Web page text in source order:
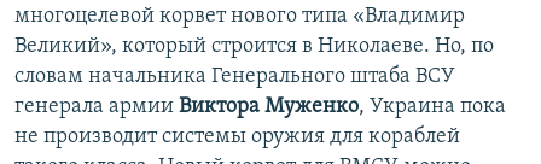
многоцелевой корвет нового типа «Владимир
Великий», который строится в Николаеве. Но, по
словам начальника Генерального штаба ВСУ
генерала армии Виктора Муженко, Украина пока
не производит системы оружия для кораблей